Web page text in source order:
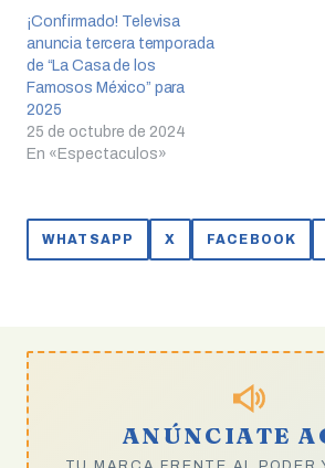
¡Confirmado! Televisa
anuncia tercera temporada
de “La Casa de los
Famosos México” para
2025
25 de octubre de 2024
En «Espectaculos»
WHATSAPP X FACEBOOK
ANÚNCIATE